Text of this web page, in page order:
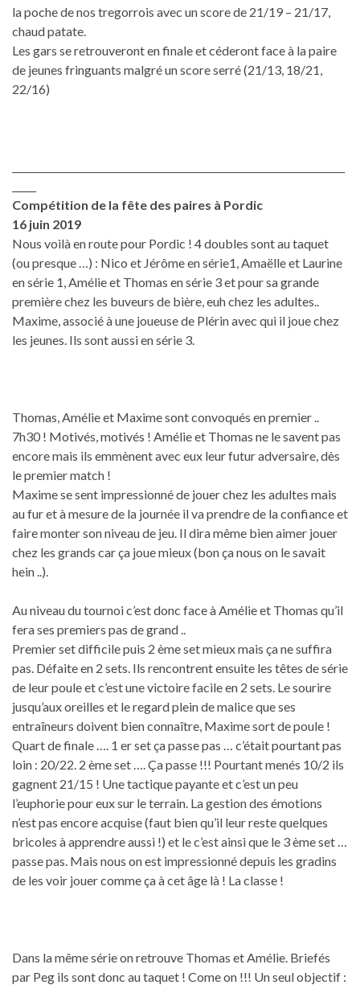
la poche de nos tregorrois avec un score de 21/19 – 21/17,
chaud patate.
Les gars se retrouveront en finale et céderont face à la paire
de jeunes fringuants malgré un score serré (21/13, 18/21,
22/16)
Compétition de la fête des paires à Pordic
16 juin 2019
Nous voilà en route pour Pordic ! 4 doubles sont au taquet
(ou presque …) : Nico et Jérôme en série1, Amaëlle et Laurine
en série 1, Amélie et Thomas en série 3 et pour sa grande
première chez les buveurs de bière, euh chez les adultes..
Maxime, associé à une joueuse de Plérin avec qui il joue chez
les jeunes. Ils sont aussi en série 3.
Thomas, Amélie et Maxime sont convoqués en premier ..
7h30 ! Motivés, motivés ! Amélie et Thomas ne le savent pas
encore mais ils emmènent avec eux leur futur adversaire, dès
le premier match !
Maxime se sent impressionné de jouer chez les adultes mais
au fur et à mesure de la journée il va prendre de la confiance et
faire monter son niveau de jeu. Il dira même bien aimer jouer
chez les grands car ça joue mieux (bon ça nous on le savait
hein ..).
Au niveau du tournoi c’est donc face à Amélie et Thomas qu’il
fera ses premiers pas de grand ..
Premier set difficile puis 2 ème set mieux mais ça ne suffira
pas. Défaite en 2 sets. Ils rencontrent ensuite les têtes de série
de leur poule et c’est une victoire facile en 2 sets. Le sourire
jusqu’aux oreilles et le regard plein de malice que ses
entraîneurs doivent bien connaître, Maxime sort de poule !
Quart de finale …. 1 er set ça passe pas … c’était pourtant pas
loin : 20/22. 2 ème set …. Ça passe !!! Pourtant menés 10/2 ils
gagnent 21/15 ! Une tactique payante et c’est un peu
l’euphorie pour eux sur le terrain. La gestion des émotions
n’est pas encore acquise (faut bien qu’il leur reste quelques
bricoles à apprendre aussi !) et le c’est ainsi que le 3 ème set …
passe pas. Mais nous on est impressionné depuis les gradins
de les voir jouer comme ça à cet âge là ! La classe !
Dans la même série on retrouve Thomas et Amélie. Briefés
par Peg ils sont donc au taquet ! Come on !!! Un seul objectif :